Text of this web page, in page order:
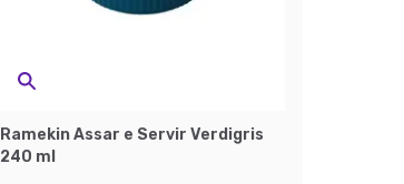
Ramekin Assar e Servir Verdigris
240 ml